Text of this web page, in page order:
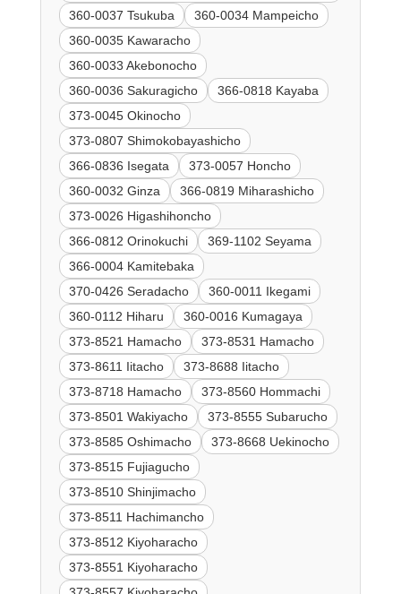
360-0037 Tsukuba
360-0034 Mampeicho
360-0035 Kawaracho
360-0033 Akebonocho
360-0036 Sakuragicho
366-0818 Kayaba
373-0045 Okinocho
373-0807 Shimokobayashicho
366-0836 Isegata
373-0057 Honcho
360-0032 Ginza
366-0819 Miharashicho
373-0026 Higashihoncho
366-0812 Orinokuchi
369-1102 Seyama
366-0004 Kamitebaka
370-0426 Seradacho
360-0011 Ikegami
360-0112 Hiharu
360-0016 Kumagaya
373-8521 Hamacho
373-8531 Hamacho
373-8611 Iitacho
373-8688 Iitacho
373-8718 Hamacho
373-8560 Hommachi
373-8501 Wakiyacho
373-8555 Subarucho
373-8585 Oshimacho
373-8668 Uekinocho
373-8515 Fujiagucho
373-8510 Shinjimacho
373-8511 Hachimancho
373-8512 Kiyoharacho
373-8551 Kiyoharacho